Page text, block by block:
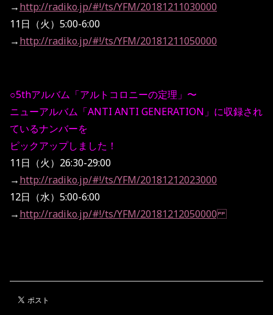
→http://radiko.jp/#!/ts/YFM/20181211030000
11日（火）5:00-6:00
→http://radiko.jp/#!/ts/YFM/20181211050000
○5thアルバム「アルトコロニーの定理」〜
ニューアルバム「ANTI ANTI GENERATION」に収録され
ているナンバーを
ピックアップしました！
11日（火）26:30-29:00
→http://radiko.jp/#!/ts/YFM/20181212023000
12日（水）5:00-6:00
→http://radiko.jp/#!/ts/YFM/20181212050000